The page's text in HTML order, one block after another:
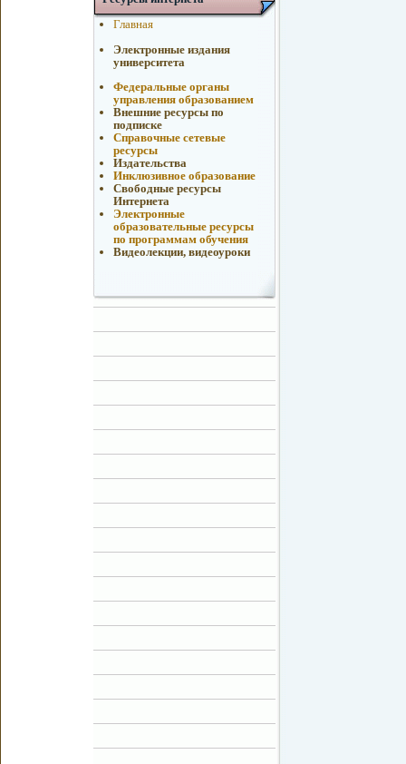
Главная
Электронные издания
университета
Федеральные органы
управления образованием
Внешние ресурсы по
подписке
Справочные сетевые
ресурсы
Издательства
Инклюзивное образование
Свободные ресурсы
Интернета
Электронные
образовательные ресурсы
по программам обучения
Видеолекции, видеоуроки